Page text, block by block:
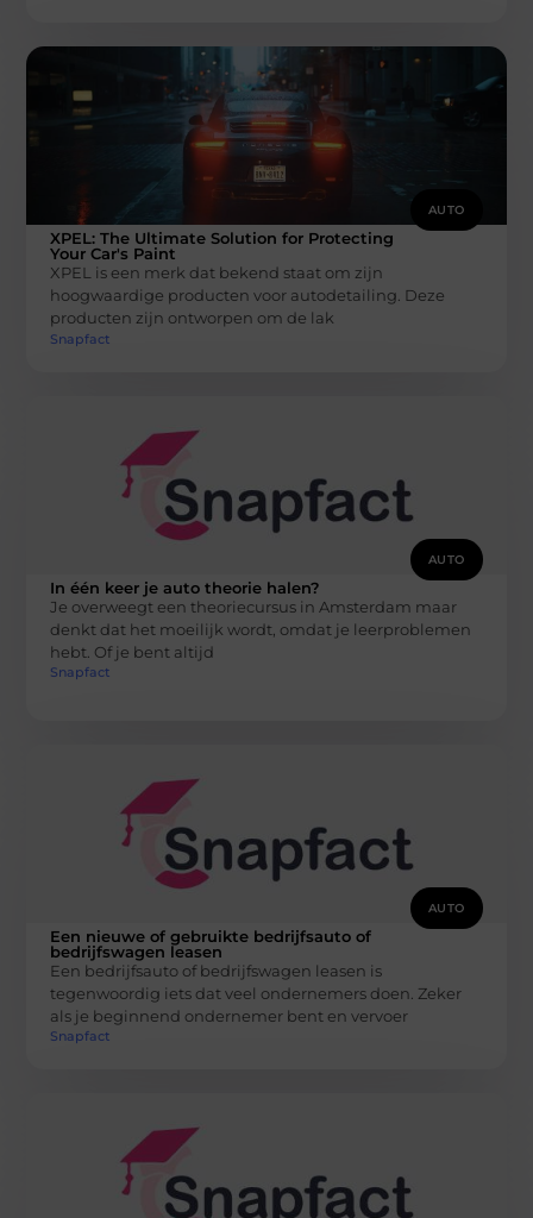
AUTO
XPEL: The Ultimate Solution for Protecting
Your Car's Paint
XPEL is een merk dat bekend staat om zijn
hoogwaardige producten voor autodetailing. Deze
producten zijn ontworpen om de lak
Snapfact
AUTO
In één keer je auto theorie halen?
Je overweegt een theoriecursus in Amsterdam maar
denkt dat het moeilijk wordt, omdat je leerproblemen
hebt. Of je bent altijd
Snapfact
AUTO
Een nieuwe of gebruikte bedrijfsauto of
bedrijfswagen leasen
Een bedrijfsauto of bedrijfswagen leasen is
tegenwoordig iets dat veel ondernemers doen. Zeker
als je beginnend ondernemer bent en vervoer
Snapfact